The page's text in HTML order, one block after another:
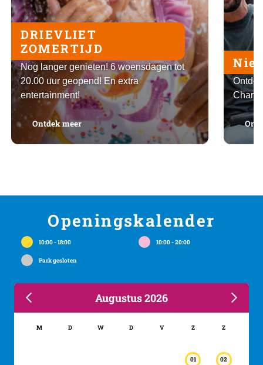
DRIEVLIET
ZOMERTIJD
Nog langer genieten! 6 woensdagen tot
20.00 uur geopend! En extra
entertainment!
Ontdek meer: DRIEVLIET ZOMERTIJD
Openingskalender
Augustus 2026
M D W D V Z Z
01 02
10:00 - 18:00 10:00 - 20:00
Park gesloten